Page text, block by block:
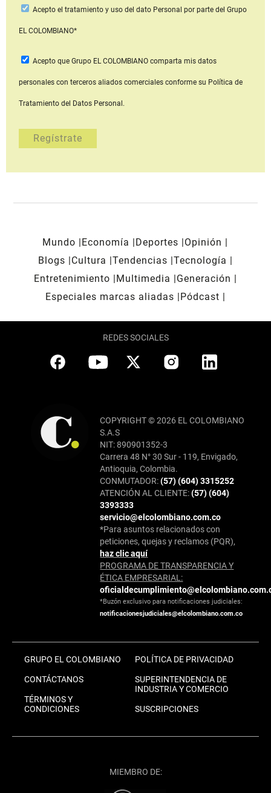
Acepto el tratamiento y uso del dato Personal por parte del Grupo
EL COLOMBIANO*
Acepto que Grupo EL COLOMBIANOcomparta mis datos
personales con terceros aliados comerciales conforme su Política de
Tratamiento del Datos Personal.
Mundo Economía Deportes
Opinión
Blogs
Cultura Tendencias Tecnología
Entretenimiento
Multimedia
Generación
Especiales marcas aliadas
Pódcast
REDES SOCIALES
COPYRIGHT © 2026 EL COLOMBIANO
S.A.S
NIT: 890901352-3
Carrera 48 N° 30 Sur - 119, Envigado,
Antioquia, Colombia.
CONMUTADOR:(57) (604) 3315252
ATENCIÓN AL CLIENTE:(57) (604)
3393333
servicio@elcolombiano.com.co
*Para asuntos relacionados con
peticiones, quejas y reclamos (PQR),
haz clic aquí
PROGRAMA DE TRANSPARENCIA Y
ÉTICA EMPRESARIAL:
*Buzón exclusivo para notificaciones judiciales:
notificacionesjudiciales@elcolombiano.com.co
GRUPO EL COLOMBIANO
CONTÁCTANOS
TÉRMINOS Y
CONDICIONES
POLÍTICA DE PRIVACIDAD
SUPERINTENDENCIA DE
INDUSTRIA Y COMERCIO
SUSCRIPCIONES
MIEMBRO DE: